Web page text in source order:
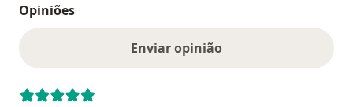
Opiniões
Enviar opinião